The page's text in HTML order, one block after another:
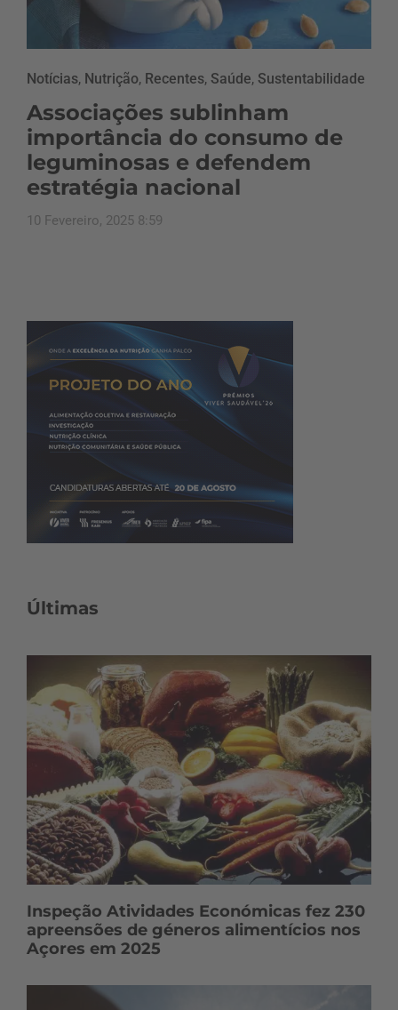
Notícias, Nutrição, Recentes, Saúde, Sustentabilidade
Associações sublinham
importância do consumo de
leguminosas e defendem
estratégia nacional
10 Fevereiro, 2025 8:59
Últimas
Inspeção Atividades Económicas fez 230
apreensões de géneros alimentícios nos
Açores em 2025